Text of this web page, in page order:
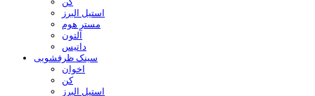
استیل البرز
مستر هوم
آلتون
داتیس
سینک ظرفشویی
اخوان
کن
استیل البرز